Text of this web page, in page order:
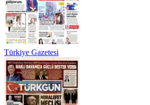
Türkiye Gazetesi